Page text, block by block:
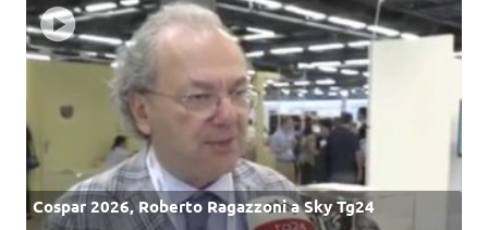
Cospar 2026, Roberto Ragazzoni a Sky Tg24